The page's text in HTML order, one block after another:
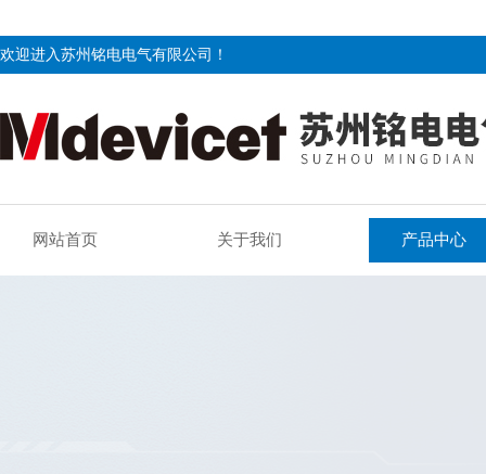
欢迎进入苏州铭电电气有限公司！
网站首页 关于我们 产品中心